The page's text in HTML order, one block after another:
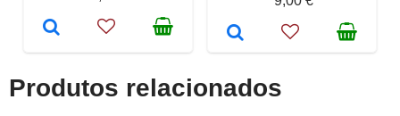
Produtos relacionados